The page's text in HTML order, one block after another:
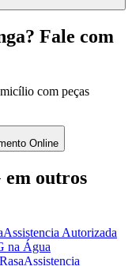
? Fale com
com peças
Online
em outros
Assistencia Autorizada
na Água
Assistencia